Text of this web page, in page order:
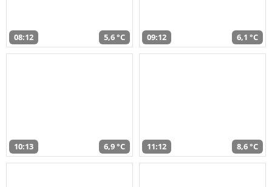
08:12 5,6 °C 09:12 6,1 °C
10:13 6,9 °C 11:12 8,6 °C